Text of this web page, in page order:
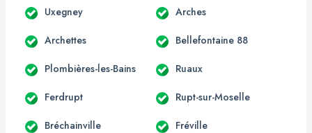
Uxegney Arches
Archettes Bellefontaine 88
Plombières-les-Bains Ruaux
Ferdrupt Rupt-sur-Moselle
Bréchainville Fréville